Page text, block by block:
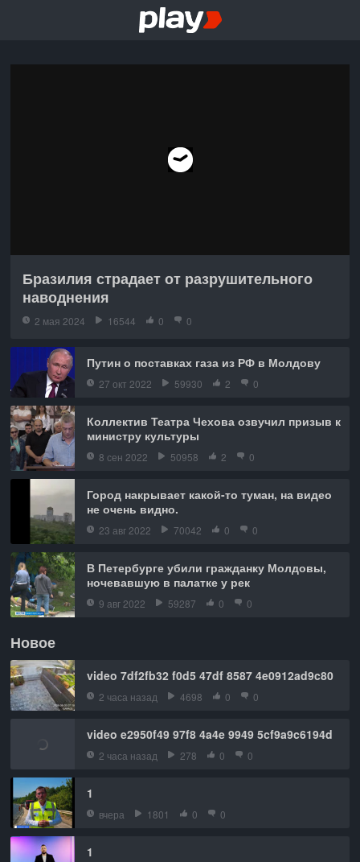
Бразилия страдает от разрушительного
наводнения
2 мая 2024 16544 0 0
Путин о поставках газа из РФ в Молдову
27 окт 2022 59930 2 0
Коллектив Театра Чехова озвучил призыв к
министру культуры
8 сен 2022 50958 2 0
Город накрывает какой-то туман, на видео
не очень видно.
23 авг 2022 70042 0 0
В Петербурге убили гражданку Молдовы,
ночевавшую в палатке у рек
9 авг 2022 59287 0 0
Новое
video 7df2fb32 f0d5 47df 8587 4e0912ad9c80
2 часа назад 4698 0 0
video e2950f49 97f8 4a4e 9949 5cf9a9c6194d
2 часа назад 278 0 0
1
вчера 1801 0 0
1